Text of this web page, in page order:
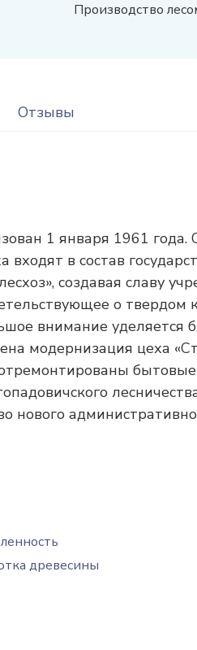
Производство
Отзывы
1 января 1961 года.
в состав
создавая славу
о твердом
внимание уделяется
модернизация цеха
нового
древесины